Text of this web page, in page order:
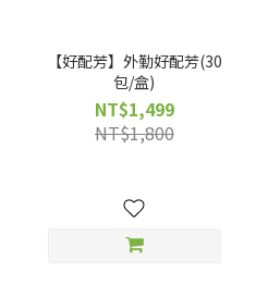
【好配芳】外勤好配芳(30
包/盒)
NT$1,499
NT$1,800